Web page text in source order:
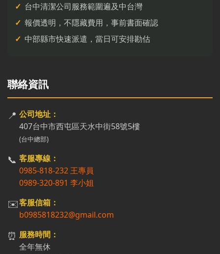
台中清潔公司服務範圍遍及中台灣
報價透明，不隱藏費用，事前書面確認
中部縣市快速派遣，當日可安排勘估
聯絡資訊
📍 公司地址：
407台中市西屯區天水中街58號5樓
(台中總部)
📞 客服專線：
0985-818-232 王專員
0989-320-891 李小姐
✉️客服信箱：
b0985818232@gmail.com
⏰ 服務時間：
全年無休